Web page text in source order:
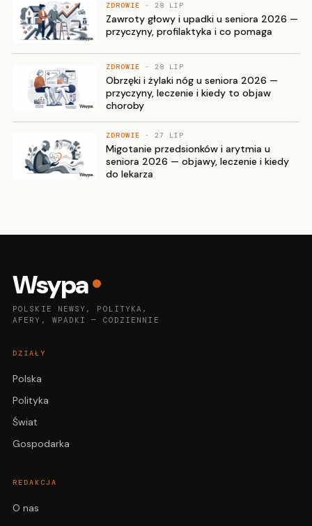
ZDROWIE · 28 LIP
Zawroty głowy i upadki u seniora 2026 —
przyczyny, profilaktyka i co pomaga
ZDROWIE · 28 LIP
Obrzęki i żylaki nóg u seniora 2026 —
przyczyny, leczenie i kiedy to objaw
choroby
ZDROWIE · 27 LIP
Migotanie przedsionków i arytmia u
seniora 2026 — objawy, leczenie i kiedy
do lekarza
Wsypa
POLSKIE NEWSY, POLITYKA,
AFERY, WPADKI — CODZIENNIE
DZIAŁY
Polska
Polityka
Świat
Gospodarka
REDAKCJA
O nas